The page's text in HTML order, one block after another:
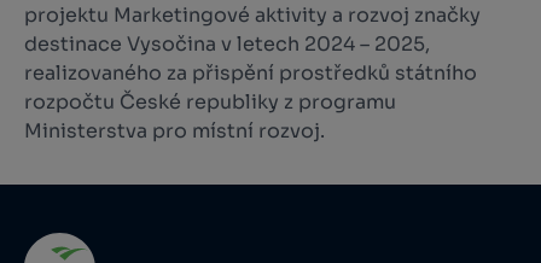
projektu Marketingové aktivity a rozvoj značky
destinace Vysočina v letech 2024 – 2025,
realizovaného za přispění prostředků státního
rozpočtu České republiky z programu
Ministerstva pro místní rozvoj.